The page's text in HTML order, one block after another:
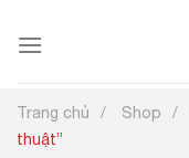
đến
Trang chủ Shop
thuật”